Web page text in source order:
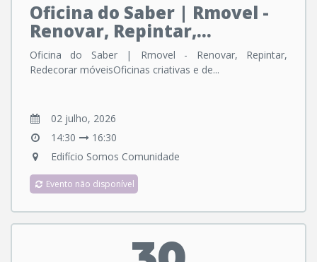
Oficina do Saber | Rmovel -
Renovar, Repintar,...
Oficina do Saber | Rmovel - Renovar, Repintar,
Redecorar móveisOficinas criativas e de...
02 julho, 2026
14:30
16:30
Edifício Somos Comunidade
Evento não disponível